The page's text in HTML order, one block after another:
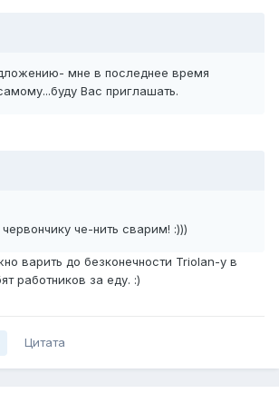
мне в последнее время
Вас приглашать.
че-нить сварим! :)))
варить до безконечности Triolan-у в
работников за еду. :)
Цитата